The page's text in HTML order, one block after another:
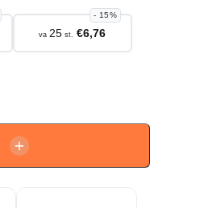
va 25 st. €6,76
15%